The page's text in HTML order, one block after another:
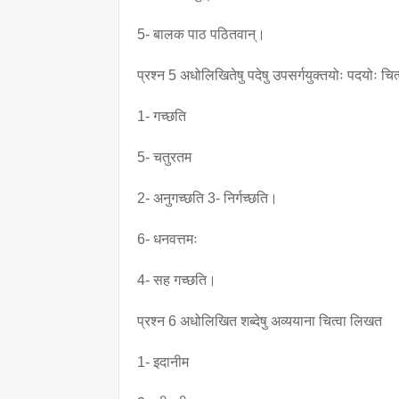
5- बालक पाठ पठितवान्।
प्रश्न 5 अधोलिखितेषु पदेषु उपसर्गयुक्तयोः पदयोः
1- गच्छति
5- चतुरतम
2- अनुगच्छति 3- निर्गच्छति।
6- धनवत्तमः
4- सह गच्छति।
प्रश्न 6 अधोलिखित शब्देषु अव्ययाना चित्वा लिखत
1- इदानीम